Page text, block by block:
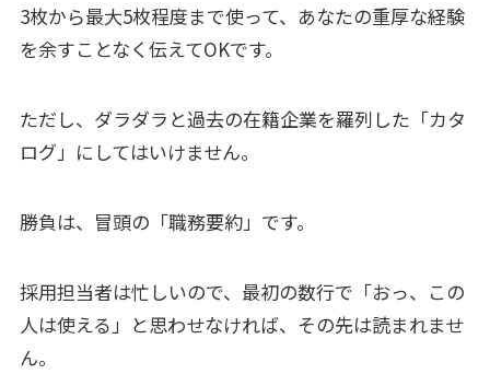
3枚から最大5枚程度まで使って、あなたの重厚な経験
を余すことなく伝えてOKです。
ただし、ダラダラと過去の在籍企業を羅列した「カタ
ログ」にしてはいけません。
勝負は、冒頭の「職務要約」です。
採用担当者は忙しいので、最初の数行で「おっ、この
人は使える」と思わせなければ、その先は読まれませ
ん。